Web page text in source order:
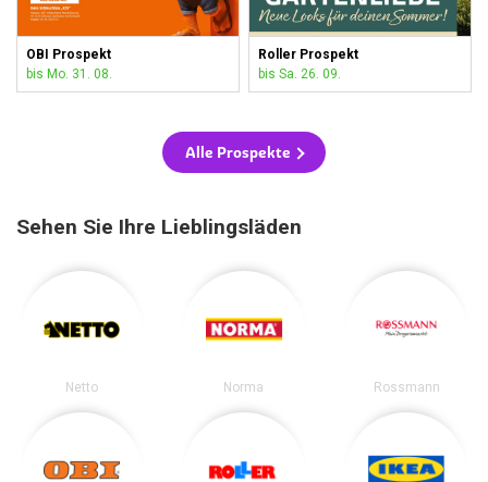
OBI Prospekt
bis Mo. 31. 08.
Roller Prospekt
bis Sa. 26. 09.
Alle Prospekte
Sehen Sie Ihre Lieblingsläden
Netto Norma Rossmann